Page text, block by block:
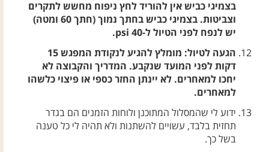
בצמיגי כביש אין להוריד לחץ ניפוח מחשש לתקרים
וצביטות. בצמיגי כביש בחתך נמוך (חתך 60 ומטה)
יש לנפח לפני הטיול ל-40 psi.
הגעה לטיול: מומלץ להגיע לנקודת המפגש 15
דקות לפני המועד שנקבע. המדריך והקבוצה לא
יחכו למאחרים. לא יינתן החזר כספי או פיצוי כלשהו
למאחרים.
ידוע לי שהמסלול המתוכנן ולוחות הזמנים הם בגדר
תחזית בלבד, עשויים להשתנות ולא תהיה לי כל טענה
בשל כך.